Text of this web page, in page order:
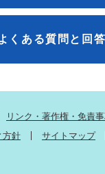
くある質問と回答
リンク・著作権・免責
方針
サイトマップ